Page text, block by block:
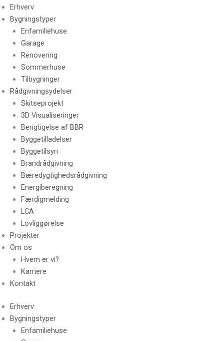
Erhverv
Bygningstyper
Enfamiliehuse
Garage
Renovering
Sommerhuse
Tilbygninger
Rådgivningsydelser
Skitseprojekt
3D Visualiseringer
Berigtigelse af BBR
Byggetilladelser
Byggetilsyn
Brandrådgivning
Bæredygtighedsrådgivning
Energiberegning
Færdigmelding
LCA
Lovliggørelse
Projekter
Om os
Hvem er vi?
Karriere
Kontakt
Erhverv
Bygningstyper
Enfamiliehuse